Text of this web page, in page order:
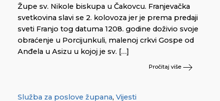
Župe sv. Nikole biskupa u Čakovcu. Franjevačka
svetkovina slavi se 2. kolovoza jer je prema predaji
sveti Franjo tog datuma 1208. godine doživio svoje
obraćenje u Porcijunkuli, malenoj crkvi Gospe od
Anđela u Asizu u kojoj je sv. […]
Pročitaj više
Služba za poslove župana, Vijesti